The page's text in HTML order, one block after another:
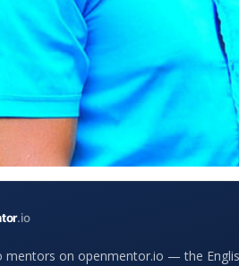
mentors on openmentor.io — the